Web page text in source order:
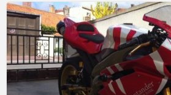
Ensemble
Poly
réplica
Haga